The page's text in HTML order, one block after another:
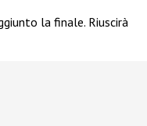
la finale. Riuscirà